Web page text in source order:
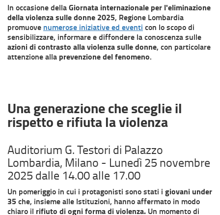
In occasione dellaGiornata internazionale per l'eliminazione
della violenza sulle donne 2025, Regione Lombardia
promuove numerose iniziative ed eventi con lo scopo di
sensibilizzare, informare e diffondere la conoscenza sulle
azioni di contrasto alla violenza sulle donne, con particolare
attenzione alla prevenzione del fenomeno.
Una generazione che sceglie il
rispetto e rifiuta la violenza
Auditorium G. Testori di Palazzo
Lombardia, Milano - Lunedì 25 novembre
2025 dalle 14.00 alle 17.00
Un pomeriggio in cui i protagonisti sono stati i giovani under
35 che, insieme alle Istituzioni, hanno affermato in modo
chiaro il rifiuto di ogni forma di violenza. Un momento di